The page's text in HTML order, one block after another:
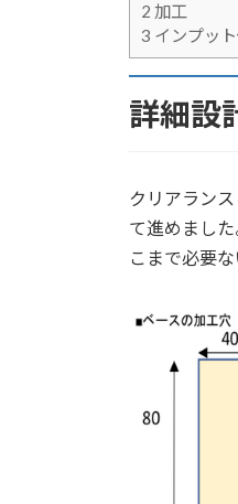
2 加工
3 インプッ
詳細設
クリアラン
て進めまし
こまで必要な